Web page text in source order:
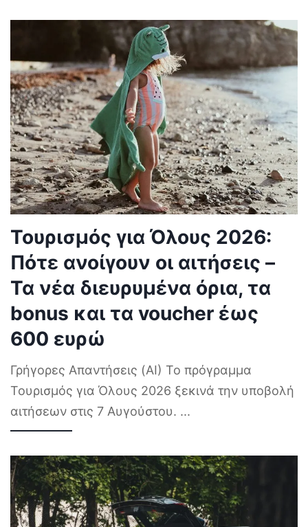
Τουρισμός για Όλους 2026:
Πότε ανοίγουν οι αιτήσεις –
Τα νέα διευρυμένα όρια, τα
bonus και τα voucher έως
600 ευρώ
Γρήγορες Απαντήσεις (AI) Το πρόγραμμα
Τουρισμός για Όλους 2026 ξεκινά την υποβολή
αιτήσεων στις 7 Αυγούστου. ...